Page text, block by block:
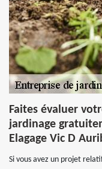
Faites évaluer
jardinage
Elagage Vic D
Si vous avez un projet